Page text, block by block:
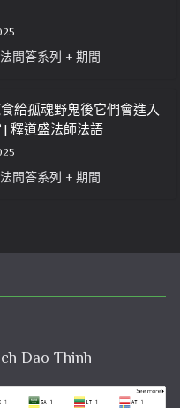
問答系列 + 期間
給孤魂野鬼後它們會進入
| 釋道盛法師法語
問答系列 + 期間
Dao Thinh